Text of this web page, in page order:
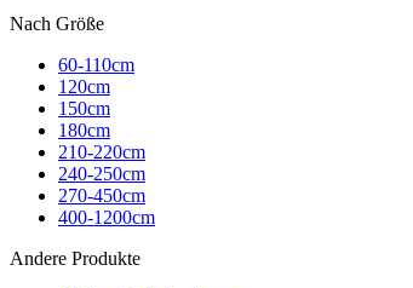
Nach Größe
60-110cm
120cm
150cm
180cm
210-220cm
240-250cm
270-450cm
400-1200cm
Andere Produkte